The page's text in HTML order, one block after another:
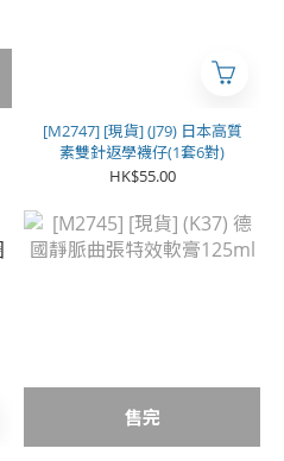
[M2747] [現貨] (J79) 日本高質
素雙針返學襪仔(1套6對)
HK$55.00
售完